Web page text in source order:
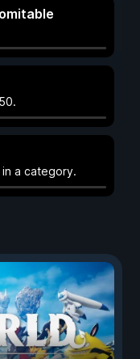
a category.